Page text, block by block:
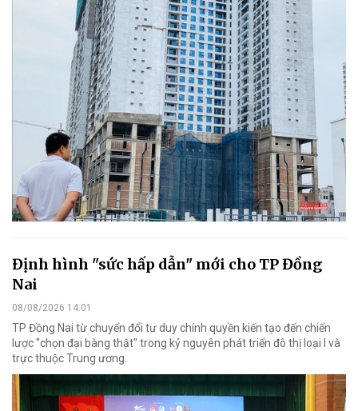
Định hình "sức hấp dẫn" mới cho TP Đồng
Nai
08/08/2026 14:01
TP Đồng Nai từ chuyển đổi tư duy chính quyền kiến tạo đến chiến
lược "chọn đại bàng thật" trong kỷ nguyên phát triển đô thị loại I và
trực thuộc Trung ương.